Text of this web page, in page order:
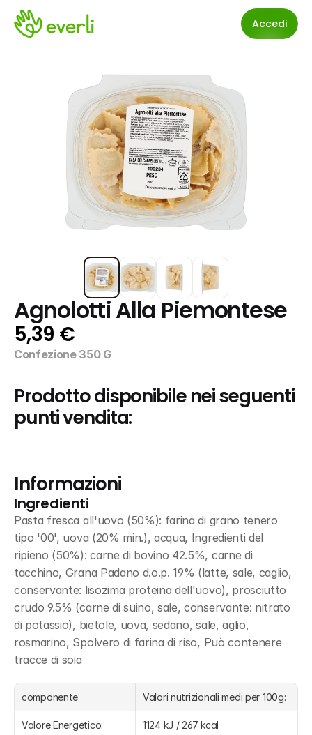
Accedi
Agnolotti Alla Piemontese
5,39 €
Confezione 350 G
Prodotto disponibile nei seguenti
punti vendita:
Informazioni
Ingredienti
Pasta fresca all'uovo (50%): farina di grano tenero
tipo '00', uova (20% min.), acqua, Ingredienti del
ripieno (50%): carne di bovino 42.5%, carne di
tacchino, Grana Padano d.o.p. 19% (latte, sale, caglio,
conservante: lisozima proteina dell'uovo), prosciutto
crudo 9.5% (carne di suino, sale, conservante: nitrato
di potassio), bietole, uova, sedano, sale, aglio,
rosmarino, Spolvero di farina di riso, Può contenere
tracce di soia
componente Valori nutrizionali medi per 100g:
Valore Energetico: 1124 kJ / 267 kcal